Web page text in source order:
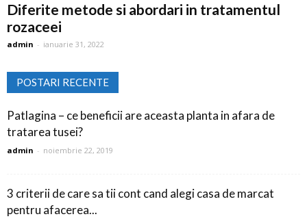
Diferite metode si abordari in tratamentul
rozaceei
admin - ianuarie 31, 2022
POSTARI RECENTE
Patlagina – ce beneficii are aceasta planta in afara de
tratarea tusei?
admin - noiembrie 22, 2019
3 criterii de care sa tii cont cand alegi casa de marcat
pentru afacerea...